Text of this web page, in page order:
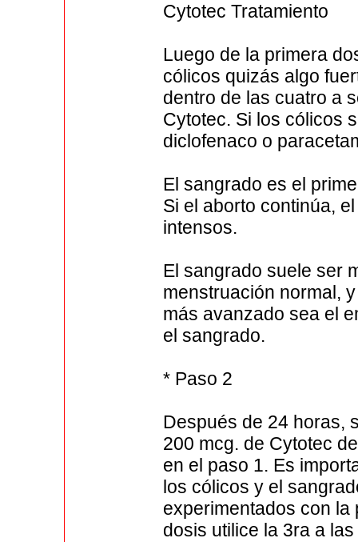
Cytotec Tratamiento
Luego de la primera
cólicos quizás algo
dentro de las cuatro a
Cytotec. Si los cólicos
diclofenaco o
El sangrado es el
Si el aborto continúa,
intensos.
El sangrado suele ser
menstruación normal,
más avanzado sea el
el sangrado.
* Paso 2
Después de 24 horas,
200 mcg. de Cytotec
en el paso 1. Es
los cólicos y el
experimentados con
dosis utilice la 3ra a